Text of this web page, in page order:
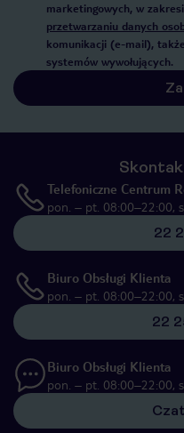
marketingowych, w
przetwarzaniu danych
komunikacji (e-mail),
systemów wywołujących.
Telefoniczne Centrum
pon. – pt. 08:00–22:00,
22
Biuro Obsługi Klienta
pon. – pt. 08:00–22:00,
22
Biuro Obsługi Klienta
pon. – pt. 08:00–22:00,